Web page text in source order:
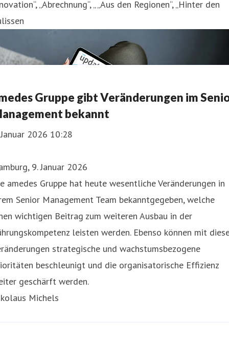
„Abrechnung“, „ „Aus den Regionen“, „Hinter den
Gruppe gibt Veränderungen im
bekannt
2026 10:28
9. Januar 2026
amedes Gruppe hat heute wesentliche Veränderungen in
Senior Management Team bekanntgegeben, welche
wichtigen Beitrag zum weiteren Ausbau in der
leisten werden. Ebenso können mit
strategische und wachstumsbezogene
beschleunigt und die organisatorische Effizienz
geschärft werden.
Michels